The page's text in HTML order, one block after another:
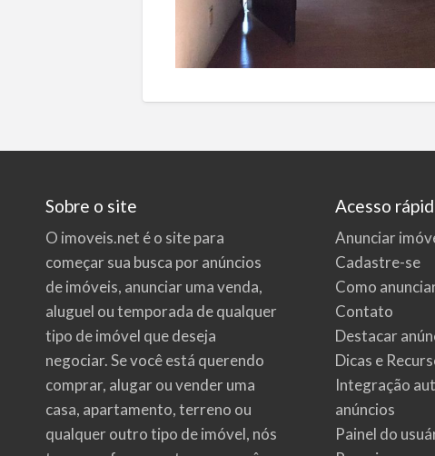
Sobre o site
O imoveis.net é o site para
começar sua busca poranúncios
de imóveis, anunciar uma venda,
aluguel ou temporada de qualquer
tipo de imóvel que deseja
negociar. Se você está querendo
comprar, alugar ou vender uma
casa, apartamento, terreno ou
qualquer outro tipo de imóvel, nós
Acesso
Anunciar
Cadastre-se
Como
Contato
Destacar
Dicas e
Integração
anúncios
Painel do